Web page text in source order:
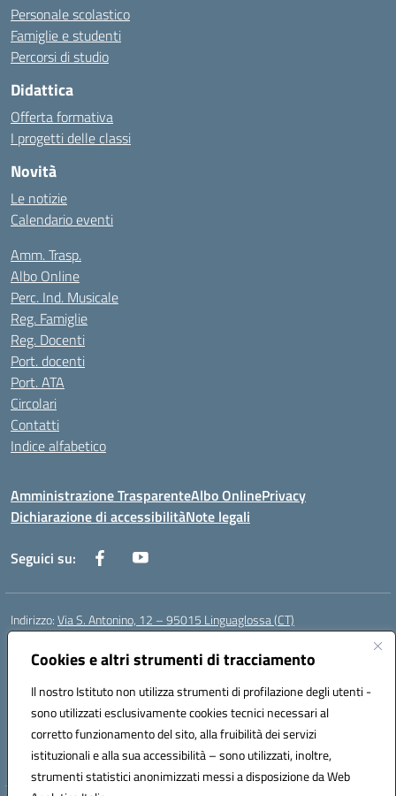
Cookies e altri strumenti di tracciamento
Il nostro Istituto non utilizza strumenti di profilazione degli utenti -
sono utilizzati esclusivamente cookies tecnici necessari al
corretto funzionamento del sito, alla fruibilità dei servizi
istituzionali e alla sua accessibilità – sono utilizzati, inoltre,
strumenti statistici anonimizzati messi a disposizione da Web
Personale scolastico
Famiglie e studenti
Percorsi di studio
Didattica
Offerta formativa
I progetti delle classi
Novità
Le notizie
Calendario eventi
Amm. Trasp.
Albo Online
Perc. Ind. Musicale
Reg. Famiglie
Reg. Docenti
Port. docenti
Port. ATA
Circolari
Contatti
Indice alfabetico
Amministrazione TrasparenteAlbo OnlinePrivacy
Dichiarazione di accessibilitàNote legali
Seguici su:
Indirizzo:Via S. Antonino, 12 – 95015 Linguaglossa (CT)
Centralino:
Posta elettronica certificata (PEC):ctic83200r@pec.istruzione.it
Codice fiscale: 83002470876
Codice meccanografico:CTIC83200R
Codice Indice delle Pubbliche Amministrazioni (IPA): istsc_CTIC83200R
Codice unico di fatturazione (CUF): UF7TEB